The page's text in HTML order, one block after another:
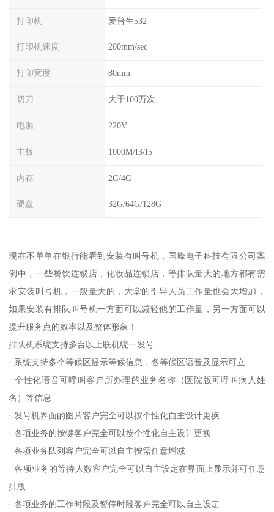
打印机 爱普生532
打印机速度 200mm/sec
打印宽度 80mm
切刀 大于100万次
电源 220V
主板 1000M/I3/I5
内存 2G/4G
硬盘 32G/64G/128G
现在不单单在银行能看到安装有叫号机，国峰电子科技有限公司案
例中，一些餐饮连锁店，化妆品连锁店，等排队量大的地方都有需
求安装叫号机，一般量大的，大堂的引导人员工作量也会大增加，
如果安装有排队叫号机一方面可以减轻他的工作量，另一方面可以
提升服务点的效率以及整体形象！
排队机系统支持多台以上联机统一发号
· 系统支持多个等候区提示等候信息，各等候区语音及显示可立
· 个性化语音可呼叫客户所办理的业务名称（医院版可呼叫病人姓
名）等信息
· 发号机界面的图片客户完全可以按个性化自主设计更换
· 各项业务的按键客户完全可以按个性化自主设计更换
· 各项业务队列客户完全可以自主按需任意增减
· 各项业务的等待人数客户完全可以自主设定在界面上显示并可任意
排版
· 各项业务的工作时段及暂停时段客户完全可以自主设定